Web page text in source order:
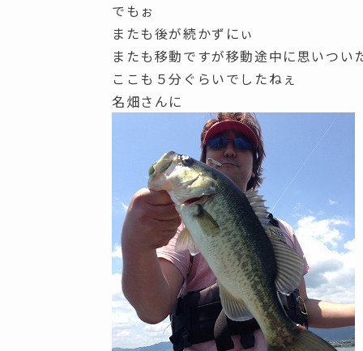
でもぉ
またも後が続かずにぃ
またも移動ですが移動途中に思いつい
ここも５分ぐらいでしたねぇ
名畑さんに